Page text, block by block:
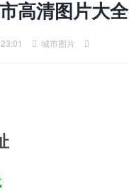
高清图片大全
城市图片